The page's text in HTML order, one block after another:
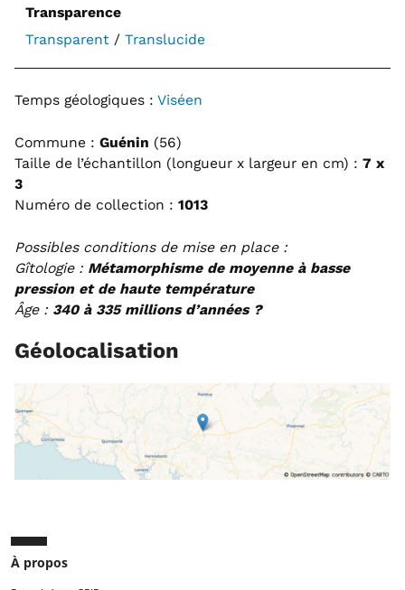
Transparence
Transparent/ Translucide
Temps géologiques : Viséen
Commune : Guénin (56)
Taille de l’échantillon (longueur x largeur en cm) : 7 x
3
Numéro de collection : 1013
Possibles conditions de mise en place :
Gîtologie : Métamorphisme de moyenne à basse
pression et de haute température
Âge : 340 à 335 millions d’années ?
Géolocalisation
À propos